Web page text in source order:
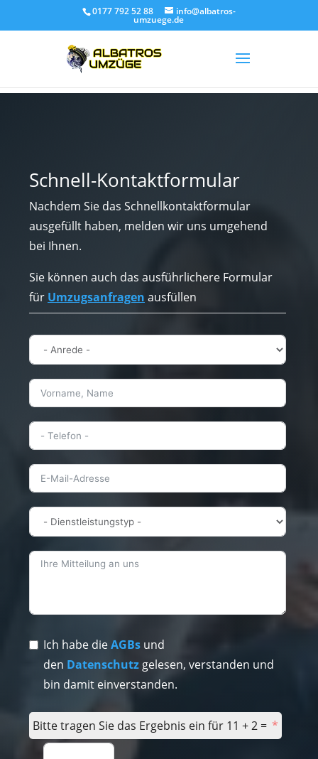
0177 792 52 88 info@albatros-
umzuege.de
Schnell-Kontaktformular
Nachdem Sie das Schnellkontaktformular
ausgefüllt haben, melden wir uns umgehend
bei Ihnen.
Sie können auch das ausführlichere Formular
für Umzugsanfragen ausfüllen
Ich habe dieAGBs und
den Datenschutzgelesen, verstanden und
bin damit einverstanden.
Bitte tragen Sie das Ergebnis ein für 11 + 2 =